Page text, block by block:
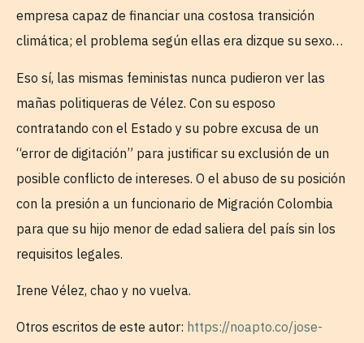
empresa capaz de financiar una costosa transición
climática; el problema según ellas era dizque su sexo…
Eso sí, las mismas feministas nunca pudieron ver las
mañas politiqueras de Vélez. Con su esposo
contratando con el Estado y su pobre excusa de un
“error de digitación” para justificar su exclusión de un
posible conflicto de intereses. O el abuso de su posición
con la presión a un funcionario de Migración Colombia
para que su hijo menor de edad saliera del país sin los
requisitos legales.
Irene Vélez, chao y no vuelva.
Otros escritos de este autor: https://noapto.co/jose-